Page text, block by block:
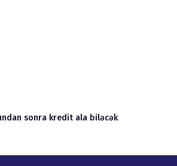
sonra kredit ala biləcək